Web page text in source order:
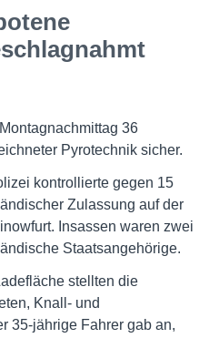
36
Pyrotechnik sicher.
kontrollierte gegen 15
Zulassung auf der
Insassen waren zwei
Staatsangehörige.
stellten die
Knall- und
35-jährige Fahrer gab an,